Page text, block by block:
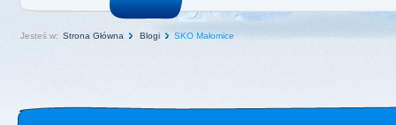
Jesteś w: Strona Główna Blogi SKO Małomice